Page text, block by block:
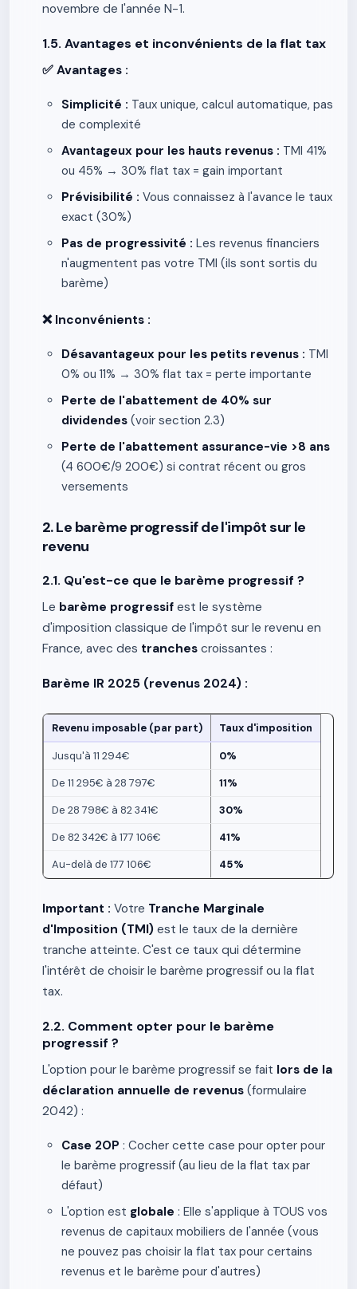
novembre de l'année N-1.
1.5. Avantages et inconvénients de la flat tax
✅ Avantages :
Simplicité : Taux unique, calcul automatique, pas
de complexité
Avantageux pour les hauts revenus : TMI 41%
ou 45% → 30% flat tax = gain important
Prévisibilité : Vous connaissez à l'avance le taux
exact (30%)
Pas de progressivité : Les revenus financiers
n'augmentent pas votre TMI (ils sont sortis du
barème)
❌ Inconvénients :
Désavantageux pour les petits revenus : TMI
0% ou 11% → 30% flat tax = perte importante
Perte de l'abattement de 40% sur
dividendes (voir section 2.3)
Perte de l'abattement assurance-vie >8 ans
(4 600€/9 200€) si contrat récent ou gros
versements
2. Le barème progressif de l'impôt sur le
revenu
2.1. Qu'est-ce que le barème progressif ?
Le barème progressif est le système
d'imposition classique de l'impôt sur le revenu en
France, avec des tranches croissantes :
Barème IR 2025 (revenus 2024) :
Revenu imposable (par part) Taux d'imposition
Jusqu'à 11 294€
0%
De 11 295€ à 28 797€
11%
De 28 798€ à 82 341€
30%
De 82 342€ à 177 106€
41%
Au-delà de 177 106€
45%
Important : Votre Tranche Marginale
d'Imposition (TMI) est le taux de la dernière
tranche atteinte. C'est ce taux qui détermine
l'intérêt de choisir le barème progressif ou la flat
tax.
2.2. Comment opter pour le barème
progressif ?
L'option pour le barème progressif se fait lors de la
déclaration annuelle de revenus (formulaire
2042) :
Case 2OP : Cocher cette case pour opter pour
le barème progressif (au lieu de la flat tax par
défaut)
L'option est globale : Elle s'applique à TOUS vos
revenus de capitaux mobiliers de l'année (vous
ne pouvez pas choisir la flat tax pour certains
revenus et le barème pour d'autres)